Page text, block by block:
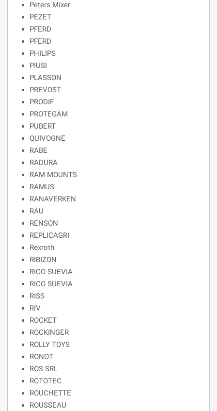
Peters Mixer
PEZET
PFERD
PFERD
PHILIPS
PIUSI
PLASSON
PREVOST
PRODIF
PROTEGAM
PUBERT
QUIVOGNE
RABE
RADURA
RAM MOUNTS
RAMUS
RANAVERKEN
RAU
RENSON
REPLICAGRI
Rexroth
RIBIZON
RICO SUEVIA
RICO SUEVIA
RISS
RIV
ROCKET
ROCKINGER
ROLLY TOYS
RONOT
ROS SRL
ROTOTEC
ROUCHETTE
ROUSSEAU